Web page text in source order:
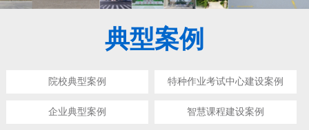
典型案例
院校典型案例 特种作业考试中心建设案例
企业典型案例 智慧课程建设案例